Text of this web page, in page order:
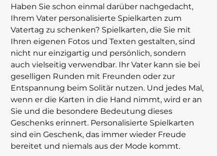
Haben Sie schon einmal darüber nachgedacht,
Ihrem Vater personalisierte Spielkarten zum
Vatertag zu schenken? Spielkarten, die Sie mit
Ihren eigenen Fotos und Texten gestalten, sind
nicht nur einzigartig und persönlich, sondern
auch vielseitig verwendbar. Ihr Vater kann sie bei
geselligen Runden mit Freunden oder zur
Entspannung beim Solitär nutzen. Und jedes Mal,
wenn er die Karten in die Hand nimmt, wird er an
Sie und die besondere Bedeutung dieses
Geschenks erinnert. Personalisierte Spielkarten
sind ein Geschenk, das immer wieder Freude
bereitet und niemals aus der Mode kommt.